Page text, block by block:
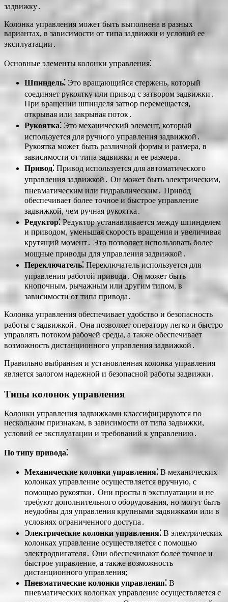
задвижку․
Колонка управления может быть выполнена в разных
вариантах, в зависимости от типа задвижки и условий ее
эксплуатации․
Основные элементы колонки управления⁚
Шпиндель⁚ Это вращающийся стержень, который
соединяет рукоятку или привод с затвором задвижки․
При вращении шпинделя затвор перемещается,
открывая или закрывая поток․
Рукоятка⁚ Это механический элемент, который
используется для ручного управления задвижкой․
Рукоятка может быть различной формы и размера, в
зависимости от типа задвижки и ее размера․
Привод⁚ Привод используется для автоматического
управления задвижкой․ Он может быть электрическим,
пневматическим или гидравлическим․ Привод
обеспечивает более точное и быстрое управление
задвижкой, чем ручная рукоятка․
Редуктор⁚Редуктор устанавливается между шпинделем
и приводом, уменьшая скорость вращения и увеличивая
крутящий момент․ Это позволяет использовать более
мощные приводы для управления задвижкой․
Переключатель⁚ Переключатель используется для
управления работой привода․ Он может быть
кнопочным, рычажным или другим типом, в
зависимости от типа привода․
Колонка управления обеспечивает удобство и безопасность
работы с задвижкой․ Она позволяет оператору легко и быстро
управлять потоком рабочей среды, а также обеспечивает
возможность дистанционного управления задвижкой․
Правильно выбранная и установленная колонка управления
является залогом надежной и безопасной работы задвижки․
Типы колонок управления
Колонки управления задвижками классифицируются по
нескольким признакам, в зависимости от типа задвижки,
условий ее эксплуатации и требований к управлению․
По типу привода⁚
Механические колонки управления⁚ В механических
колонках управление осуществляется вручную, с
помощью рукоятки․ Они просты в эксплуатации и не
требуют дополнительного оборудования, но могут быть
неудобны для управления крупными задвижками или в
условиях ограниченного доступа․
Электрические колонки управления⁚ В электрических
колонках управление осуществляется с помощью
электродвигателя․ Они обеспечивают более точное и
быстрое управление, а также возможность
дистанционного управления;
Пневматические колонки управления⁚ В
пневматических колонках управление осуществляется с